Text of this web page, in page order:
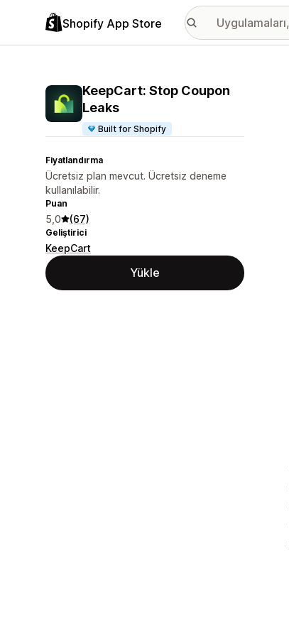
Shopify App Store
KeepCart: Stop Coupon
Leaks
Built for Shopify
Fiyatlandırma
Ücretsiz plan mevcut. Ücretsiz deneme
kullanılabilir.
Puan
5,0 (67)
Geliştirici
KeepCart
Yükle